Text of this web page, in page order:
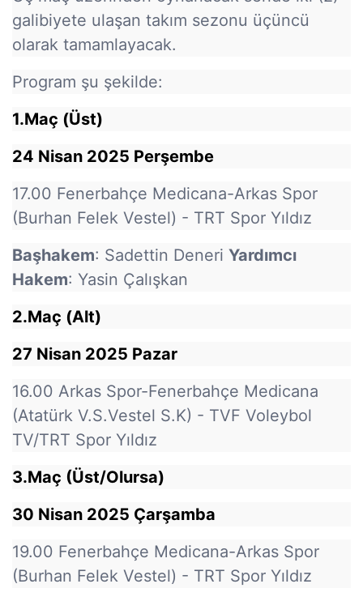
galibiyete ulaşan takım sezonu üçüncü
olarak tamamlayacak.
Program şu şekilde:
1.Maç (Üst)
24 Nisan 2025 Perşembe
17.00 Fenerbahçe Medicana-Arkas Spor
(Burhan Felek Vestel) - TRT Spor Yıldız
Başhakem: Sadettin Deneri Yardımcı
Hakem: Yasin Çalışkan
2.Maç (Alt)
27 Nisan 2025 Pazar
16.00 Arkas Spor-Fenerbahçe Medicana
(Atatürk V.S.Vestel S.K) - TVF Voleybol
TV/TRT Spor Yıldız
3.Maç (Üst/Olursa)
30 Nisan 2025 Çarşamba
19.00 Fenerbahçe Medicana-Arkas Spor
(Burhan Felek Vestel) - TRT Spor Yıldız